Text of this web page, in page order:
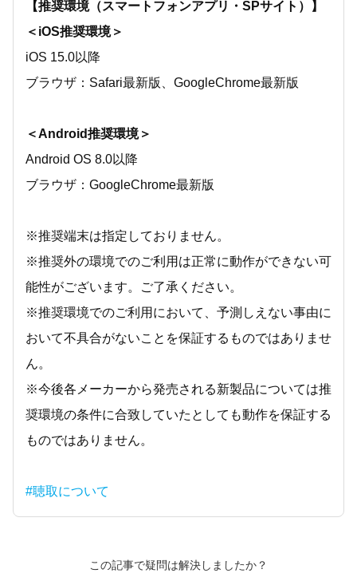
【推奨環境（スマートフォンアプリ・SPサイト）】
＜iOS推奨環境＞
iOS 15.0以降
ブラウザ：Safari最新版、GoogleChrome最新版
＜Android推奨環境＞
Android OS 8.0以降
ブラウザ：GoogleChrome最新版
※推奨端末は指定しておりません。
※推奨外の環境でのご利用は正常に動作ができない可
能性がございます。ご了承ください。
※推奨環境でのご利用において、予測しえない事由に
おいて不具合がないことを保証するものではありませ
ん。
※今後各メーカーから発売される新製品については推
奨環境の条件に合致していたとしても動作を保証する
ものではありません。
#聴取について
この記事で疑問は解決しましたか？